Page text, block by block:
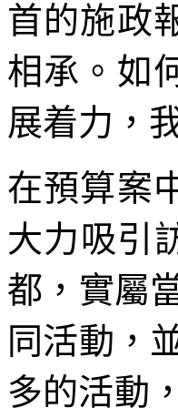
首的施政
相承。如
展着力，
在預算案
大力吸引
都，實屬
同活動，
多的活動